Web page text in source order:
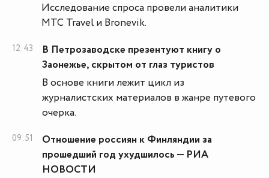
Исследование спроса провели аналитики
МТС Travel и Bronevik.
12:43
В Петрозаводске презентуют книгу о
Заонежье, скрытом от глаз туристов
В основе книги лежит цикл из
журналистских материалов в жанре путевого
очерка.
09:51
Отношение россиян к Финляндии за
прошедший год ухудшилось — РИА
НОВОСТИ